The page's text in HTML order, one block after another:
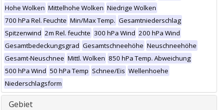
Hohe Wolken Mittelhohe Wolken Niedrige Wolken
700 hPa Rel. Feuchte Min/Max Temp. Gesamtniederschlag
Spitzenwind 2m Rel. feuchte 300 hPa Wind 200 hPa Wind
Gesamtbedeckungsgrad Gesamtschneehöhe Neuschneehöhe
Gesamt-Neuschnee Mittl. Wolken 850 hPa Temp. Abweichung
500 hPa Wind 50 hPa Temp Schnee/Eis Wellenhoehe
Niederschlagsform
Gebiet